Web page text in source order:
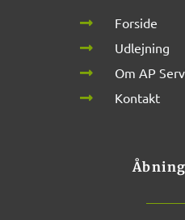
Forside
Udlejning
Om AP
Kontakt